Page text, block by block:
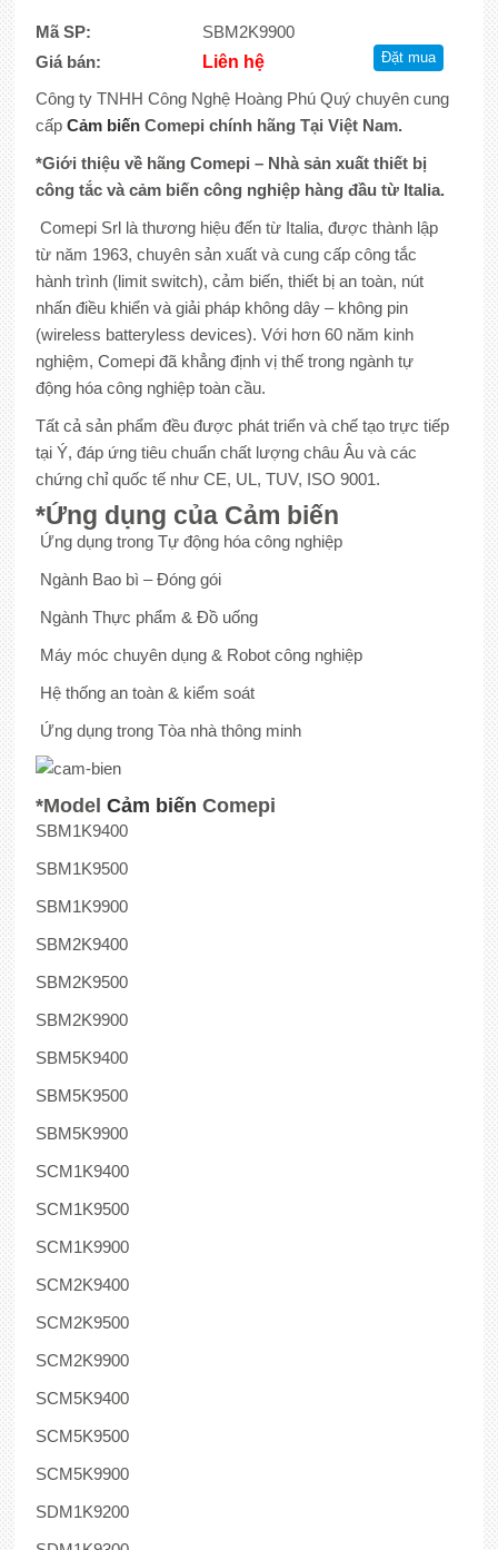
Mã SP:
SBM2K9900
Giá bán:
Liên hệ
Công ty TNHH Công Nghệ Hoàng Phú Quý chuyên cung
cấp Cảm biếnComepi chính hãng Tại Việt Nam.
*Giới thiệu về hãng Comepi – Nhà sản xuất thiết bị
công tắc và cảm biến công nghiệp hàng đầu từ Italia.
Comepi Srl là thương hiệu đến từ Italia, được thành lập
từ năm 1963, chuyên sản xuất và cung cấp công tắc
hành trình (limit switch), cảm biến, thiết bị an toàn, nút
nhấn điều khiển và giải pháp không dây – không pin
(wireless batteryless devices). Với hơn 60 năm kinh
nghiệm, Comepi đã khẳng định vị thế trong ngành tự
động hóa công nghiệp toàn cầu.
Tất cả sản phẩm đều được phát triển và chế tạo trực tiếp
tại Ý, đáp ứng tiêu chuẩn chất lượng châu Âu và các
chứng chỉ quốc tế như CE, UL, TUV, ISO 9001.
*Ứng dụng của Cảm biến
Ứng dụng trong Tự động hóa công nghiệp
Ngành Bao bì – Đóng gói
Ngành Thực phẩm & Đồ uống
Máy móc chuyên dụng & Robot công nghiệp
Hệ thống an toàn & kiểm soát
Ứng dụng trong Tòa nhà thông minh
*Model Cảm biến Comepi
SBM1K9400
SBM1K9500
SBM1K9900
SBM2K9400
SBM2K9500
SBM2K9900
SBM5K9400
SBM5K9500
SBM5K9900
SCM1K9400
SCM1K9500
SCM1K9900
SCM2K9400
SCM2K9500
SCM2K9900
SCM5K9400
SCM5K9500
SCM5K9900
SDM1K9200